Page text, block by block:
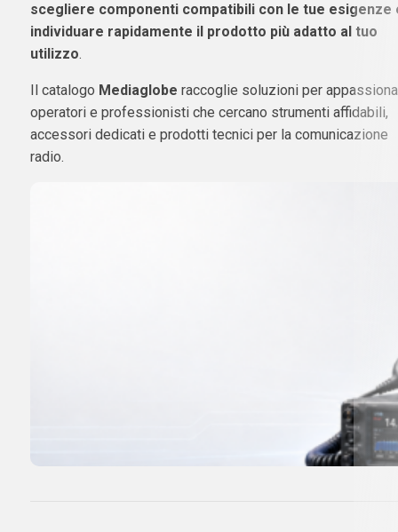
scegliere componenti compatibili con le tue esigenze
individuare rapidamente il prodotto più adatto al tuo
utilizzo.
Il catalogo Mediaglobe raccoglie soluzioni per
operatori e professionisti che cercano strumenti affidabili,
accessori dedicati e prodotti tecnici per la comunicazione
radio.